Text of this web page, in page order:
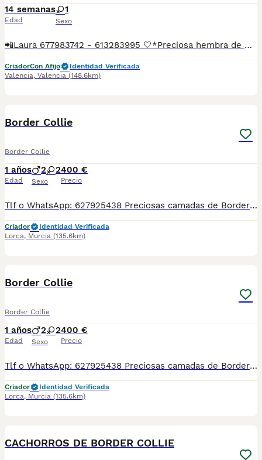
14 semanas
Edad
1
Sexo
📲Laura 677983742 - 613283995 🤍*Preciosa hembra de Border Collie merle chocolate*🤍 ¿Buscas un nuevo compañero para tu hogar? ❤️ Tenemos preciosos cachorros listos para encontrar una familia responsable. ✅ Vacunados ✅ Desparasitados ✅ Cartilla sanitaria ✅ Garantías incluidas ✅ Máxima atención y cuidado Se hacen envíos a toda España: Andalucía: Almería, Cádiz, Córdoba, Granada, Huelva, Jaén, Málaga, Sevilla.Aragón: Huesca, Teruel, Zaragoza.Asturias: Oviedo.Baleares: Palma.Canarias: Las Palmas de Gran Canaria, Santa Cruz de Tenerife.Cantabria: Santander.Castilla-La Mancha: Albacete, Ciudad Real, Cuenca, Guadalajara, Toledo.Castilla y León: Ávila, Burgos, León, Palencia, Salamanca, Segovia, Soria, Valladolid, Zamora.Cataluña: Barcelona, Gerona (Girona), Lérida (Lleida), Tarragona.Comunidad Valenciana: Alicante, Castellón de la Plana, Valencia.Extremadura: Badajoz, Cáceres.Galicia: La Coruña (A Coruña), Lugo, Orense (Ourense), Pontevedra.La Rioja: Logroño.Madrid: Madrid.Murcia: Murcia.Navarra: Pamplona.País Vasco: Bilbao (Vizcaya), San Sebastián (Guipúzcoa), Vitoria (Álava). 🐾 Cachorros sanos, sociables y criados con mucho cariño. 📲 ¡Pregunta sin compromiso por disponibilidad, fotos y precios por mensaje privado!
CriadorCon Afijo
Identidad Verificada
Valencia, Valencia (148.6km)
Border Collie
Border Collie
1 años
Edad
2 2
Sexo
400 €
Precio
Tlf o WhatsApp: 627925438 Preciosas camadas de Border Collie, se entregan con minimo de dos meses y medio de edad y sus vacunas correspondientes, desparasitados interna y externamente, pasaporte y microchip, contrato de compra y garantia de salud. preferiblemente recogida en mano pero también podemos entregar en toda España mediante transporte de alta calidad preparado para animales y con chofer particular con posibilidad de pago contra reembolso Llámanos o háblanos por whats app.
Criador
Identidad Verificada
Lorca, Murcia (135.6km)
Border Collie
Border Collie
1 años
Edad
2 2
Sexo
400 €
Precio
Tlf o WhatsApp: 627925438 Preciosas camadas de Border collie, se entregan con minimo de dos meses y medio de edad y sus vacunas correspondientes, desparasitados interna y externamente, pasaporte y microchip, contrato de compra y garantia de salud. preferiblemente recogida en mano pero también podemos entregar en toda España mediante transporte de alta calidad preparado para animales y con chofer particular con posibilidad de pago contra reembolso Llámanos o háblanos por whats app.
Criador
Identidad Verificada
Lorca, Murcia (135.6km)
CACHORROS DE BORDER COLLIE